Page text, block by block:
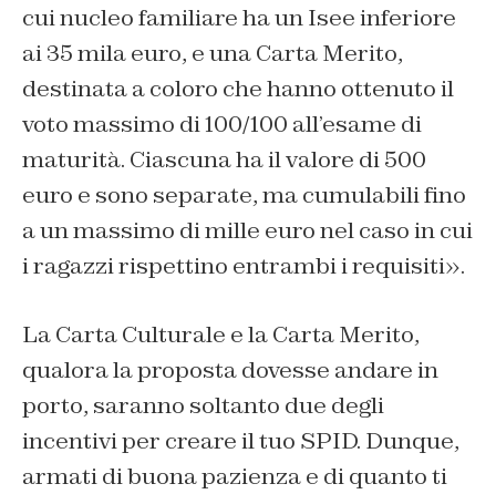
cui nucleo familiare ha un Isee inferiore
ai 35 mila euro, e una Carta Merito,
destinata a coloro che hanno ottenuto il
voto massimo di 100/100 all’esame di
maturità. Ciascuna ha il valore di 500
euro e sono separate, ma cumulabili fino
a un massimo di mille euro nel caso in cui
i ragazzi rispettino entrambi i requisiti».
La Carta Culturale e la Carta Merito,
qualora la proposta dovesse andare in
porto, saranno soltanto due degli
incentivi per creare il tuo SPID. Dunque,
armati di buona pazienza e di quanto ti